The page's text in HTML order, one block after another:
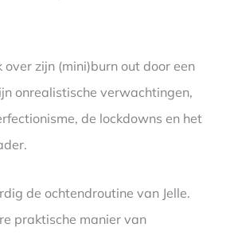
over zijn (mini)burn out door een
onrealistische verwachtingen,
de lockdowns en het
de ochtendroutine van Jelle.
praktische manier van